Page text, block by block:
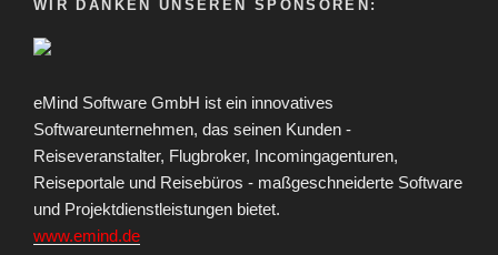
WIR DANKEN UNSEREN SPONSOREN:
eMind Software GmbH ist ein innovatives
Softwareunternehmen, das seinen Kunden -
Reiseveranstalter, Flugbroker, Incomingagenturen,
Reiseportale und Reisebüros - maßgeschneiderte Software
und Projektdienstleistungen bietet.
www.emind.de